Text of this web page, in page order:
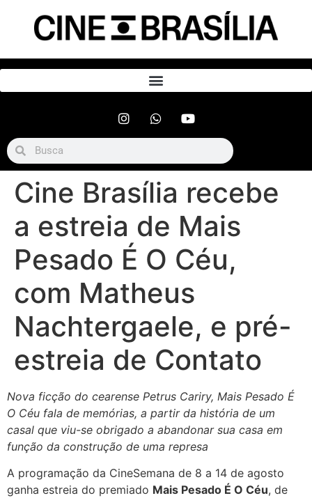
Cine Brasília recebe
a estreia de Mais
Pesado É O Céu,
com Matheus
Nachtergaele, e pré-
estreia de Contato
Nova ficção do cearense Petrus Cariry, Mais Pesado É
O Céu fala de memórias, a partir da história de um
casal que viu-se obrigado a abandonar sua casa em
função da construção de uma represa
A programação da CineSemana de 8 a 14 de agosto
ganha estreia do premiado Mais Pesado É O Céu, de